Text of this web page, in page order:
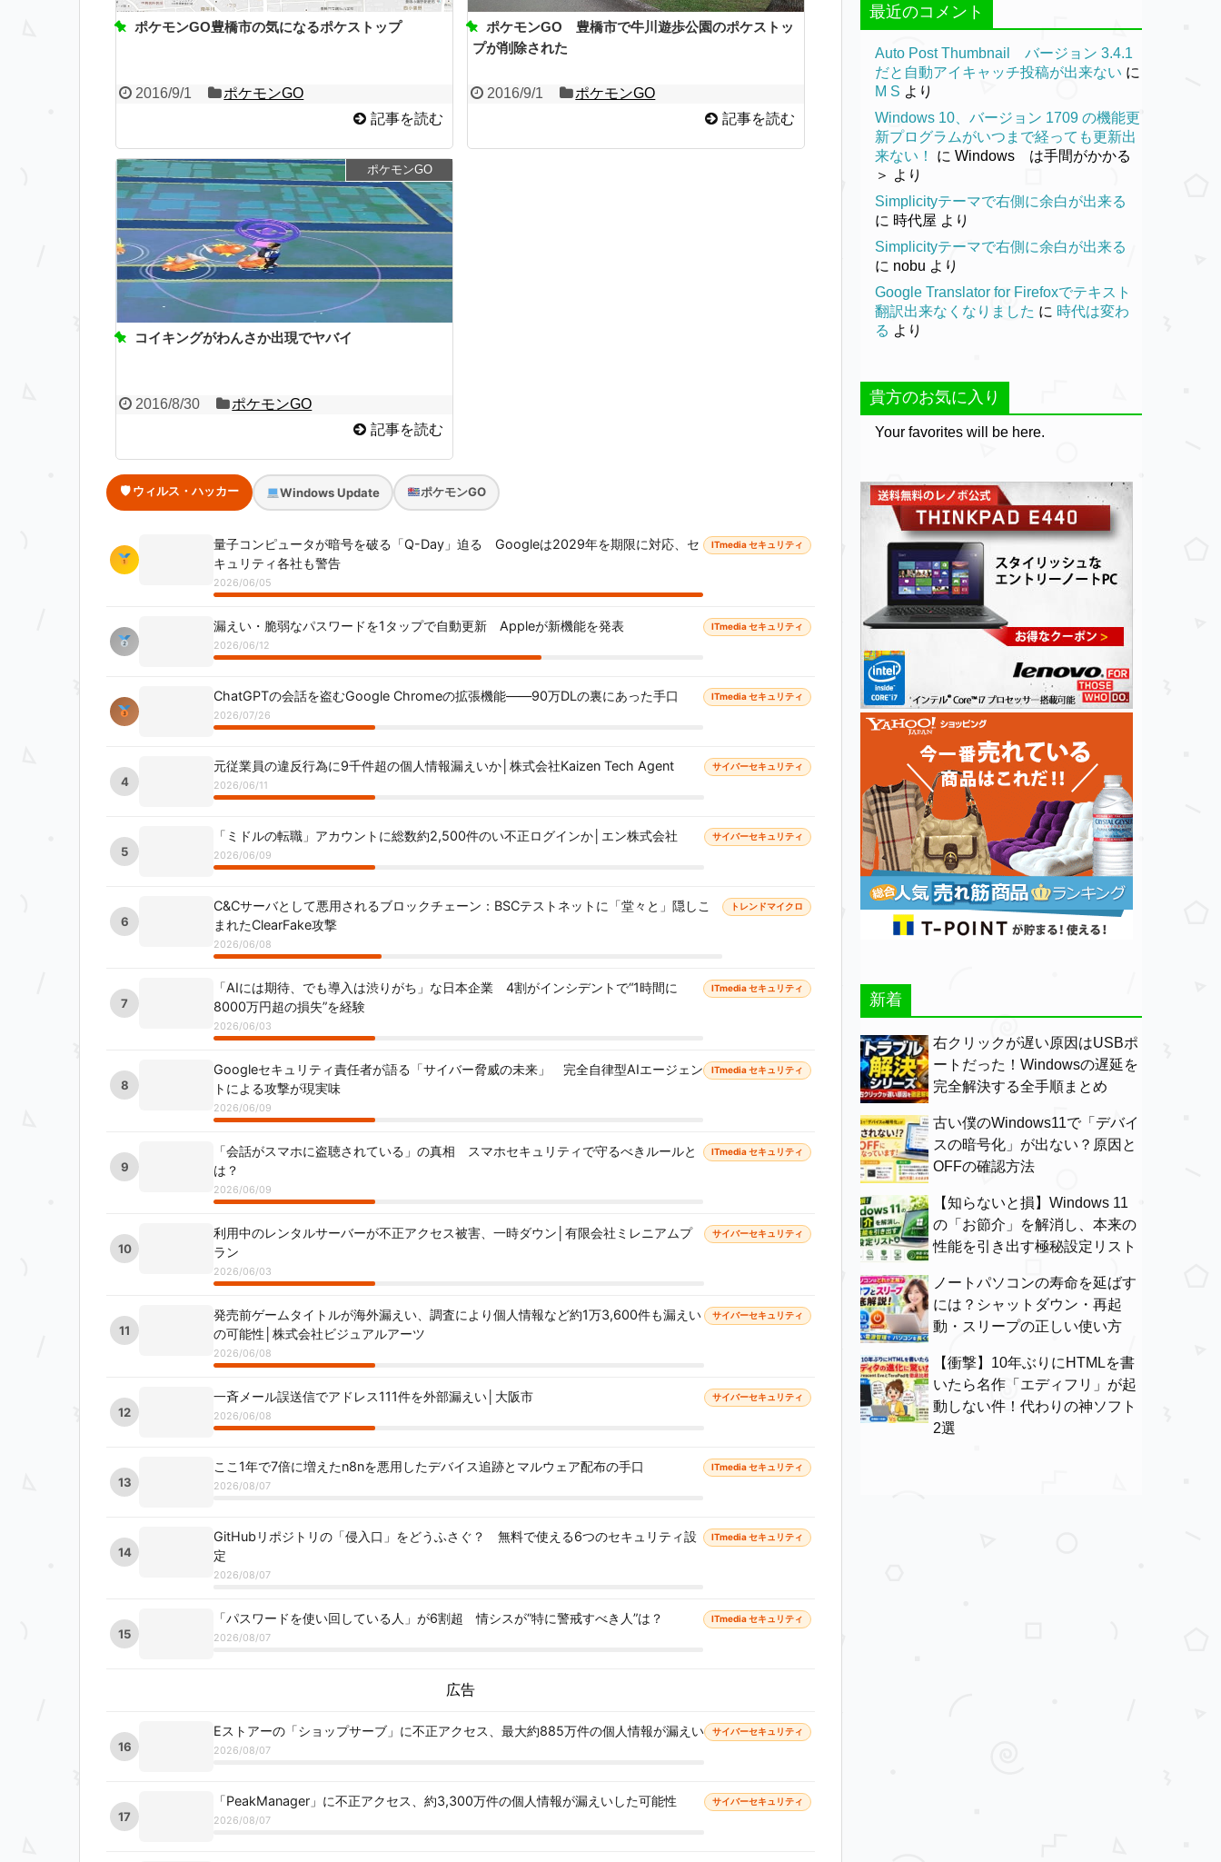
ポケモンGO豊橋市の気になるポケストップ
2016/9/1
ポケモンGO
記事を読む
ポケモンGO 豊橋市で牛川遊歩公園のポケストッ
プが削除された
2016/9/1
ポケモンGO
記事を読む
ポケモンGO
コイキングがわんさか出現でヤバイ
2016/8/30
ポケモンGO
記事を読む
🛡 ウィルス・ハッカー Windows Update ポケモンGO
量子コンピュータが暗号を破る「Q-Day」迫る Googleは2029年を期限に対応、セ
キュリティ各社も警告
2026/06/05
ITmedia セキュリティ
漏えい・脆弱なパスワードを1タップで自動更新 Appleが新機能を発表
2026/06/12
ITmedia セキュリティ
ChatGPTの会話を盗むGoogle Chromeの拡張機能――90万DLの裏にあった手口
2026/07/26
ITmedia セキュリティ
4
元従業員の違反行為に9千件超の個人情報漏えいか│株式会社Kaizen Tech Agent
2026/06/11
サイバーセキュリティ
5
「ミドルの転職」アカウントに総数約2,500件のい不正ログインか│エン株式会社
2026/06/09
サイバーセキュリティ
6
C&Cサーバとして悪用されるブロックチェーン：BSCテストネットに「堂々と」隠しこ
まれたClearFake攻撃
2026/06/08
トレンドマイクロ
7
「AIには期待、でも導入は渋りがち」な日本企業 4割がインシデントで“1時間に
8000万円超の損失”を経験
2026/06/03
ITmedia セキュリティ
8
Googleセキュリティ責任者が語る「サイバー脅威の未来」 完全自律型AIエージェン
トによる攻撃が現実味
2026/06/09
ITmedia セキュリティ
9
「会話がスマホに盗聴されている」の真相 スマホセキュリティで守るべきルールと
は？
2026/06/09
ITmedia セキュリティ
10
利用中のレンタルサーバーが不正アクセス被害、一時ダウン│有限会社ミレニアムプ
ラン
2026/06/03
サイバーセキュリティ
11
発売前ゲームタイトルが海外漏えい、調査により個人情報など約1万3,600件も漏えい
の可能性│株式会社ビジュアルアーツ
2026/06/08
サイバーセキュリティ
12
一斉メール誤送信でアドレス111件を外部漏えい│大阪市
2026/06/08
サイバーセキュリティ
13
ここ1年で7倍に増えたn8nを悪用したデバイス追跡とマルウェア配布の手口
2026/08/07
ITmedia セキュリティ
14
GitHubリポジトリの「侵入口」をどうふさぐ？ 無料で使える6つのセキュリティ設
定
2026/08/07
ITmedia セキュリティ
15
「パスワードを使い回している人」が6割超 情シスが“特に警戒すべき人”は？
2026/08/07
ITmedia セキュリティ
広告
16
Eストアーの「ショップサーブ」に不正アクセス、最大約885万件の個人情報が漏えい
2026/08/07
サイバーセキュリティ
17
「PeakManager」に不正アクセス、約3,300万件の個人情報が漏えいした可能性
2026/08/07
サイバーセキュリティ
最近のコメント
Auto Post Thumbnail バージョン 3.4.1
だと自動アイキャッチ投稿が出来ない に
M S より
Windows 10、バージョン 1709 の機能更
新プログラムがいつまで経っても更新出
来ない！
に Windows は手間がかかる
＞ より
Simplicityテーマで右側に余白が出来る
に 時代屋 より
Simplicityテーマで右側に余白が出来る
に nobu より
Google Translator for Firefoxでテキスト
翻訳出来なくなりました に 時代は変わ
る より
貴方のお気に入り
Your favorites will be here.
新着
右クリックが遅い原因はUSBポ
ートだった！Windowsの遅延を
完全解決する全手順まとめ
古い僕のWindows11で「デバイ
スの暗号化」が出ない？原因と
OFFの確認方法
【知らないと損】Windows 11
の「お節介」を解消し、本来の
性能を引き出す極秘設定リスト
ノートパソコンの寿命を延ばす
には？シャットダウン・再起
動・スリープの正しい使い方
【衝撃】10年ぶりにHTMLを書
いたら名作「エディフリ」が起
動しない件！代わりの神ソフト
2選